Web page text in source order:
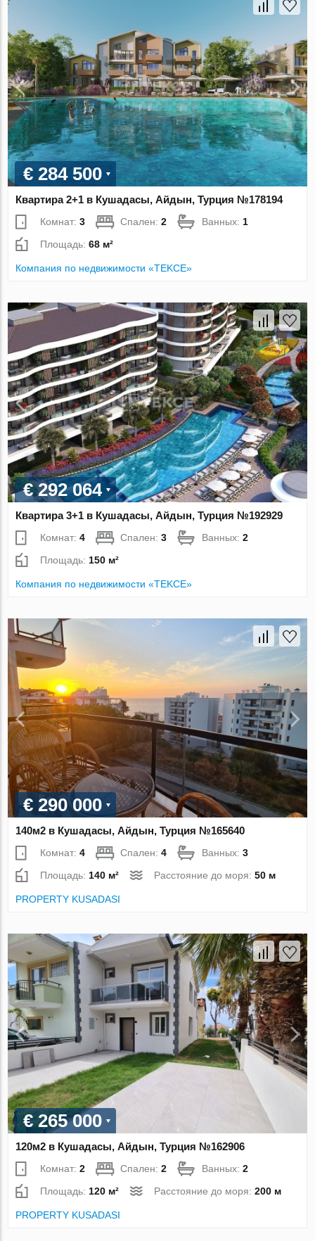
€ 284 500
Квартира 2+1 в Кушадасы, Айдын, Турция №178194
Комнат:3 Спален:2 Ванных: 1
Площадь:68 м²
Компания по недвижимости «TEKCE»
€ 292 064
Квартира 3+1 в Кушадасы, Айдын, Турция №192929
Комнат:4 Спален:3 Ванных:2
Площадь: 150 м²
Компания по недвижимости «TEKCE»
€ 290 000
140м2 в Кушадасы, Айдын, Турция №165640
Комнат:4 Спален:4 Ванных:3
Площадь:140 м² Расстояние до моря:50 м
PROPERTY KUSADASI
€ 265 000
120м2 в Кушадасы, Айдын, Турция №162906
Комнат:2 Спален:2 Ванных:2
Площадь: 120 м² Расстояние до моря:200 м
PROPERTY KUSADASI